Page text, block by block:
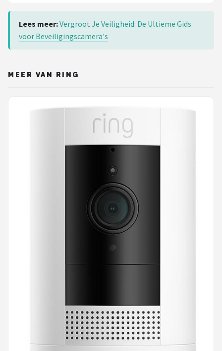
Lees meer:Vergroot Je Veiligheid: De Ultieme Gids
voor Beveiligingscamera's
MEER VAN RING